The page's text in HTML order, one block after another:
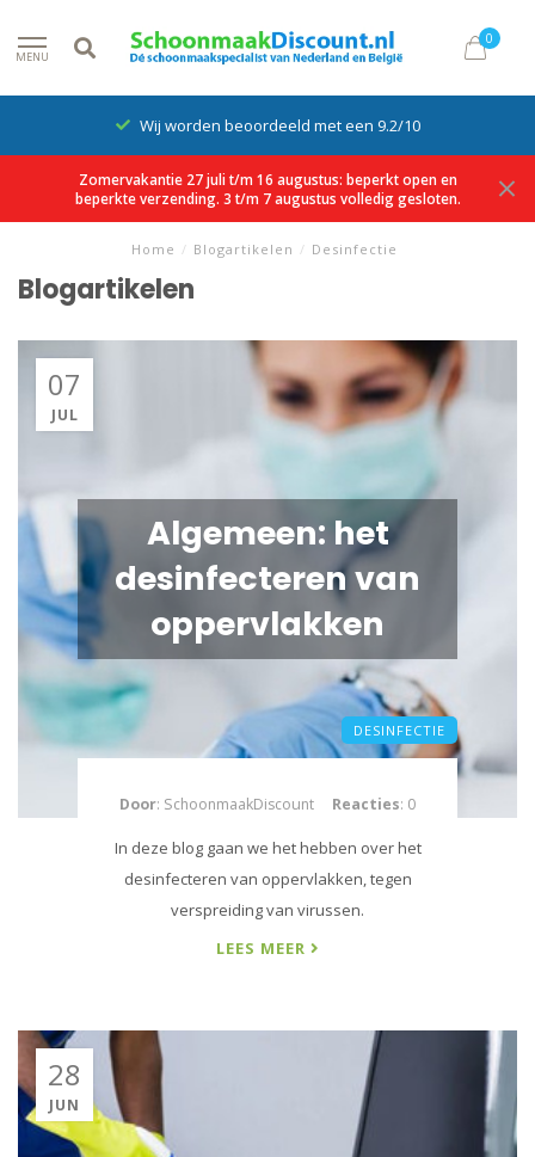
MENU
0
Wij worden beoordeeld met een 9.2/10
Zomervakantie 27 juli t/m 16 augustus: beperkt open en
beperkte verzending. 3 t/m 7 augustus volledig gesloten.
Home / Blogartikelen / Desinfectie
Blogartikelen
07
JUL
Algemeen: het
desinfecteren van
oppervlakken
DESINFECTIE
Door: SchoonmaakDiscount Reacties: 0
In deze blog gaan we het hebben over het
desinfecteren van oppervlakken, tegen
verspreiding van virussen.
LEES MEER
28
JUN